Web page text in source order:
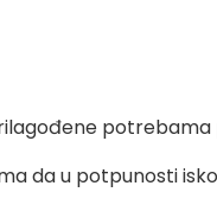
da u potpunosti